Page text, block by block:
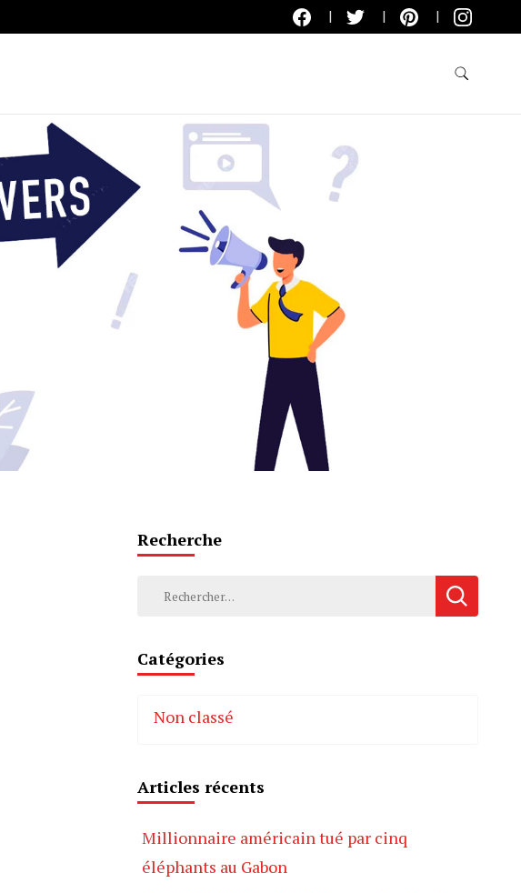
Recherche
Rechercher :
Catégories
Non classé
Articles récents
Millionnaire américain tué par cinq
éléphants au Gabon